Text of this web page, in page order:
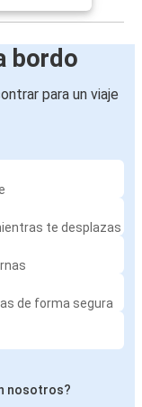
bordo
para un viaje
te desplazas
de forma segura
nosotros?